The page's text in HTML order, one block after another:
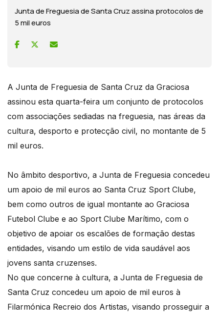
Junta de Freguesia de Santa Cruz assina protocolos de
5 mil euros
A Junta de Freguesia de Santa Cruz da Graciosa
assinou esta quarta-feira um conjunto de protocolos
com associações sediadas na freguesia, nas áreas da
cultura, desporto e protecção civil, no montante de 5
mil euros.
No âmbito desportivo, a Junta de Freguesia concedeu
um apoio de mil euros ao Santa Cruz Sport Clube,
bem como outros de igual montante ao Graciosa
Futebol Clube e ao Sport Clube Marítimo, com o
objetivo de apoiar os escalões de formação destas
entidades, visando um estilo de vida saudável aos
jovens santa cruzenses.
No que concerne à cultura, a Junta de Freguesia de
Santa Cruz concedeu um apoio de mil euros à
Filarmónica Recreio dos Artistas, visando prosseguir a